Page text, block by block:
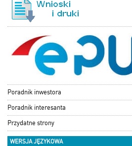
Poradnik inwestora
Poradnik interesanta
Przydatne strony
WERSJA JĘZYKOWA